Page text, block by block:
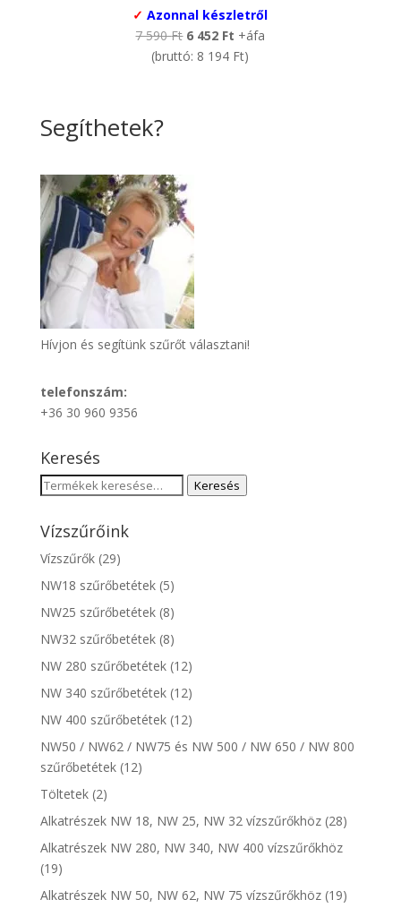
✓ Azonnal készletről
7 590Ft Original
price
6 452 Ft Current
price
+áfa
(bruttó: 8 194 Ft)
Segíthetek?
Hívjon és segítünk szűrőt választani!
telefonszám:
+36 30 960 9356
Keresés
Keresés
következőre:
Keresés
Vízszűrőink
Vízszűrők (29)
NW18 szűrőbetétek (5)
NW25 szűrőbetétek (8)
NW32 szűrőbetétek (8)
NW 280 szűrőbetétek (12)
NW 340 szűrőbetétek (12)
NW 400 szűrőbetétek (12)
NW50 / NW62 / NW75 és NW 500 / NW 650 / NW 800
szűrőbetétek (12)
Töltetek (2)
Alkatrészek NW 18, NW 25, NW 32 vízszűrőkhöz (28)
Alkatrészek NW 280, NW 340, NW 400 vízszűrőkhöz
(19)
Alkatrészek NW 50, NW 62, NW 75 vízszűrőkhöz (19)